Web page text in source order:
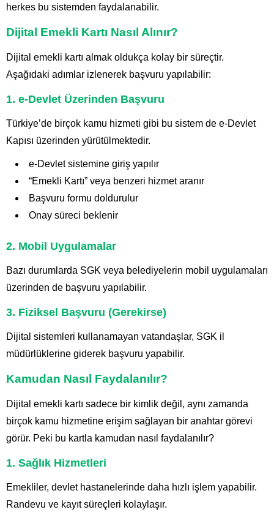
herkes bu sistemden faydalanabilir.
Dijital Emekli Kartı Nasıl Alınır?
Dijital emekli kartı almak oldukça kolay bir süreçtir.
Aşağıdaki adımlar izlenerek başvuru yapılabilir:
1. e-Devlet Üzerinden Başvuru
Türkiye’de birçok kamu hizmeti gibi bu sistem de e-Devlet
Kapısı üzerinden yürütülmektedir.
e-Devlet sistemine giriş yapılır
“Emekli Kartı” veya benzeri hizmet aranır
Başvuru formu doldurulur
Onay süreci beklenir
2. Mobil Uygulamalar
Bazı durumlarda SGK veya belediyelerin mobil uygulamaları
üzerinden de başvuru yapılabilir.
3. Fiziksel Başvuru (Gerekirse)
Dijital sistemleri kullanamayan vatandaşlar, SGK il
müdürlüklerine giderek başvuru yapabilir.
Kamudan Nasıl Faydalanılır?
Dijital emekli kartı sadece bir kimlik değil, aynı zamanda
birçok kamu hizmetine erişim sağlayan bir anahtar görevi
görür. Peki bu kartla kamudan nasıl faydalanılır?
1. Sağlık Hizmetleri
Emekliler, devlet hastanelerinde daha hızlı işlem yapabilir.
Randevu ve kayıt süreçleri kolaylaşır.